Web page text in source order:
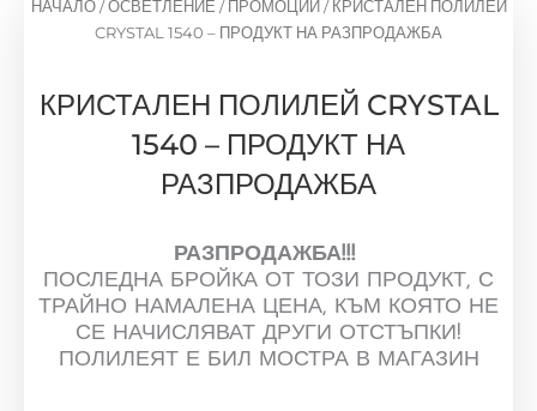
НАЧАЛО/ОСВЕТЛЕНИЕ /ПРОМОЦИИ/ КРИСТАЛЕН ПОЛИЛЕЙ
CRYSTAL 1540 – ПРОДУКТ НА РАЗПРОДАЖБА
КРИСТАЛЕН ПОЛИЛЕЙ CRYSTAL
1540 – ПРОДУКТ НА
РАЗПРОДАЖБА
РАЗПРОДАЖБА!!!
ПОСЛЕДНА БРОЙКА ОТ ТОЗИ ПРОДУКТ, С
ТРАЙНО НАМАЛЕНА ЦЕНА, КЪМ КОЯТО НЕ
СЕ НАЧИСЛЯВАТ ДРУГИ ОТСТЪПКИ!
ПОЛИЛЕЯТ Е БИЛ МОСТРА В МАГАЗИН